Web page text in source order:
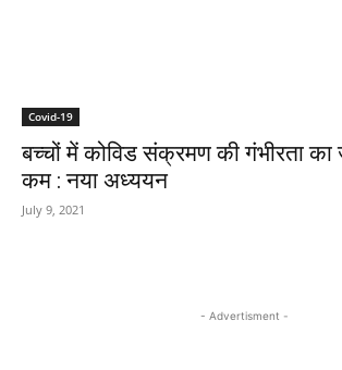
Covid-19
बच्चों में कोविड संक्रमण की गंभीरता का
कम : नया अध्ययन
July 9, 2021
- Advertisment -